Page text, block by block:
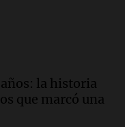
su jubilación
la historia
que marcó una